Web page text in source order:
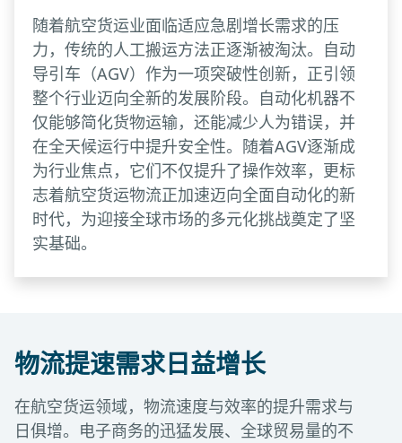
随着航空货运业面临适应急剧增长需求的压
力，传统的人工搬运方法正逐渐被淘汰。自动
导引车（AGV）作为一项突破性创新，正引领
整个行业迈向全新的发展阶段。自动化机器不
仅能够简化货物运输，还能减少人为错误，并
在全天候运行中提升安全性。随着AGV逐渐成
为行业焦点，它们不仅提升了操作效率，更标
志着航空货运物流正加速迈向全面自动化的新
时代，为迎接全球市场的多元化挑战奠定了坚
实基础。
物流提速需求日益增长
在航空货运领域，物流速度与效率的提升需求与
日俱增。电子商务的迅猛发展、全球贸易量的不